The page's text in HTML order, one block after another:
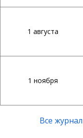
1 августа
1 ноября
Все